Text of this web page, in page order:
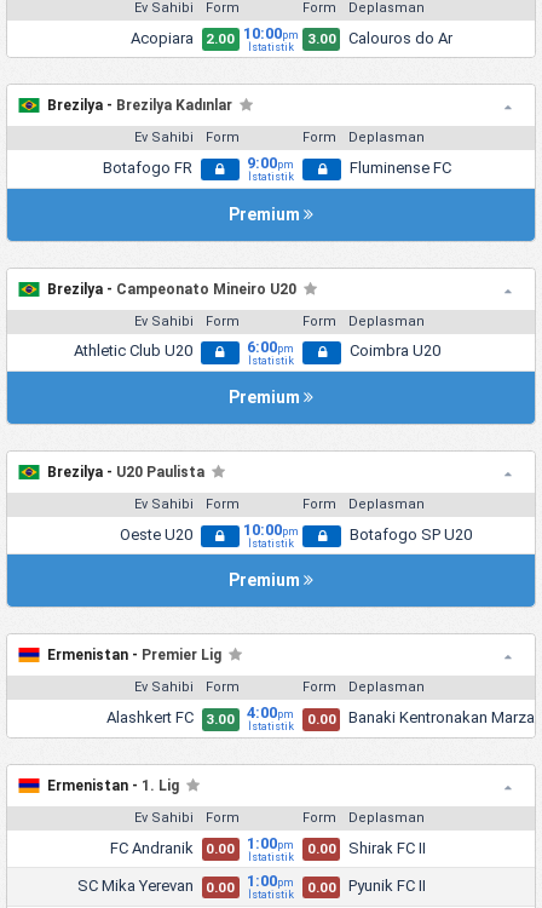
Ev Sahibi Form Form Deplasman
Acopiara 2.00 10:00pm
İstatistik
3.00 Calouros do Ar
Brezilya - Brezilya Kadınlar
Ev Sahibi Form Form Deplasman
Botafogo FR 9:00pm
İstatistik
Fluminense FC
Premium
Brezilya - Campeonato Mineiro U20
Ev Sahibi Form Form Deplasman
Athletic Club U20 6:00pm
İstatistik
Coimbra U20
Premium
Brezilya - U20 Paulista
Ev Sahibi Form Form Deplasman
Oeste U20 10:00pm
İstatistik
Botafogo SP U20
Premium
Ermenistan - Premier Lig
Ev Sahibi Form Form Deplasman
Alashkert FC 3.00 4:00pm
İstatistik
0.00 Banaki Kentronakan
Ermenistan - 1. Lig
Ev Sahibi Form Form Deplasman
FC Andranik 0.00 1:00pm
İstatistik
0.00 Shirak FC II
SC Mika Yerevan 0.00 1:00pm
İstatistik
0.00 Pyunik FC II